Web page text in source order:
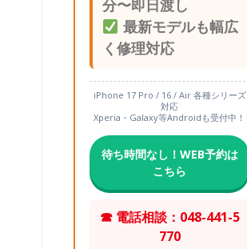
分〜即日渡し
最新モデルも幅広
く修理対応
iPhone 17 Pro / 16 / Air 各種シリーズ
対応
Xperia・Galaxy等Androidも受付中！
待ち時間なし！WEB予約は
こちら
☎ 電話相談：048-441-5
770